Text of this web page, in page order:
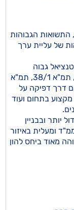
התשואות הגבוהות
של עליית ערך
גבוה
להשבחה דרך פינוי בינוי, תמ"א 38/1, תמ"א
דרך דפיקה על
בתחום ועוד
יותר ובבניין
ומעלית באיזור
מאוד ביחס להון